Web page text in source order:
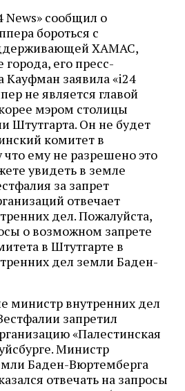
News» сообщил о
бороться с
ХАМАС,
города, его пресс-
Кауфман заявила «i24
не является главой
мэром столицы
Штутгарта. Он не будет
комитет в
ему не разрешено это
увидеть в земле
за запрет
отвечает
дел. Пожалуйста,
о возможном запрете
в Штутгарте в
дел земли Баден-
министр внутренних дел
запретил
«Палестинская
Министр
Баден-Вюртемберга
отвечать на запросы